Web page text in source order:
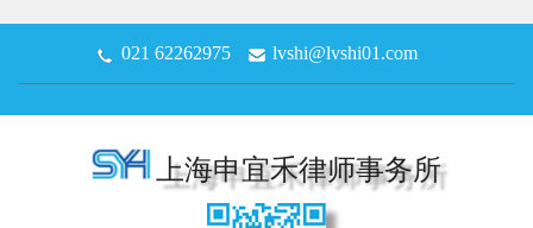
021 62262975 lvshi@lvshi01.com
上海申宜禾律师事务所